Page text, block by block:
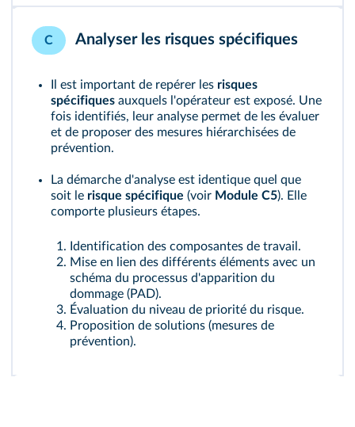
C Analyser les risques spécifiques
Il est important de repérer les risques
spécifiques auxquels l'opérateur est exposé. Une
fois identifiés, leur analyse permet de les évaluer
et de proposer des mesures hiérarchisées de
prévention.
La démarche d'analyse est identique quel que
soit le risque spécifique (voir Module C5). Elle
comporte plusieurs étapes.
Identification des composantes de travail.
Mise en lien des différents éléments avec un
schéma du processus d'apparition du
dommage (PAD).
Évaluation du niveau de priorité du risque.
Proposition de solutions (mesures de
prévention).